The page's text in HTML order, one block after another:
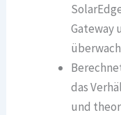
Gateway
das
und